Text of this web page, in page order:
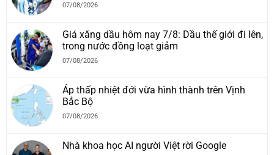
07/08/2026
Giá xăng dầu hôm nay 7/8: Dầu thế giới đi lên,
trong nước đồng loạt giảm
07/08/2026
Áp thấp nhiệt đới vừa hình thành trên Vịnh
Bắc Bộ
07/08/2026
Nhà khoa học AI người Việt rời Google